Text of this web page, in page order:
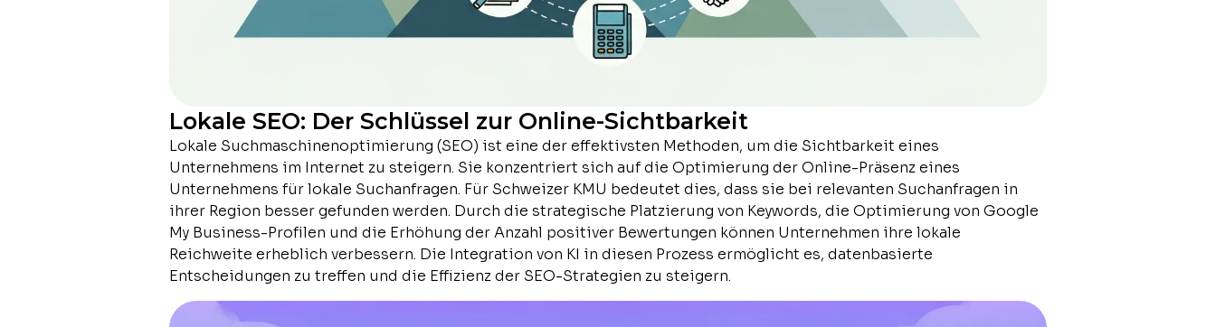
Lokale SEO: Der Schlüssel zur Online-Sichtbarkeit
Lokale Suchmaschinenoptimierung (SEO) ist eine der effektivsten Methoden, um die Sichtbarkeit eines
Unternehmens im Internet zu steigern. Sie konzentriert sich auf die Optimierung der Online-Präsenz eines
Unternehmens für lokale Suchanfragen. Für Schweizer KMU bedeutet dies, dass sie bei relevanten Suchanfragen in
ihrer Region besser gefunden werden. Durch die strategische Platzierung von Keywords, die Optimierung von Google
My Business-Profilen und die Erhöhung der Anzahl positiver Bewertungen können Unternehmen ihre lokale
Reichweite erheblich verbessern. Die Integration von KI in diesen Prozess ermöglicht es, datenbasierte
Entscheidungen zu treffen und die Effizienz der SEO-Strategien zu steigern.